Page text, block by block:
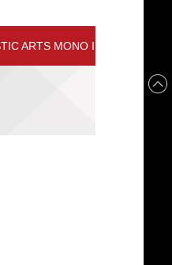
ARTS MONO I